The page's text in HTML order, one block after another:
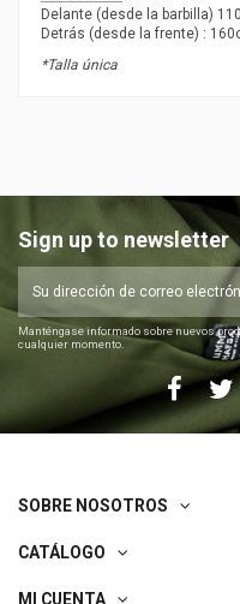
Delante (desde la barbilla)
Detrás (desde la frente) :
*Talla única
Sign up to newsletter
Manténgase informado sobre nuevos
cualquier momento.
SOBRE NOSOTROS
CATÁLOGO
MI CUENTA